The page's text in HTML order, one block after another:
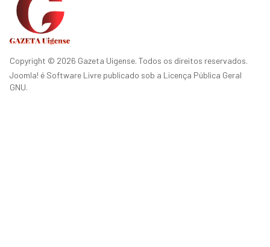
Copyright © 2026 Gazeta Uigense. Todos os direitos reservados.
Joomla! é Software Livre publicado sob a Licença Pública Geral
GNU.